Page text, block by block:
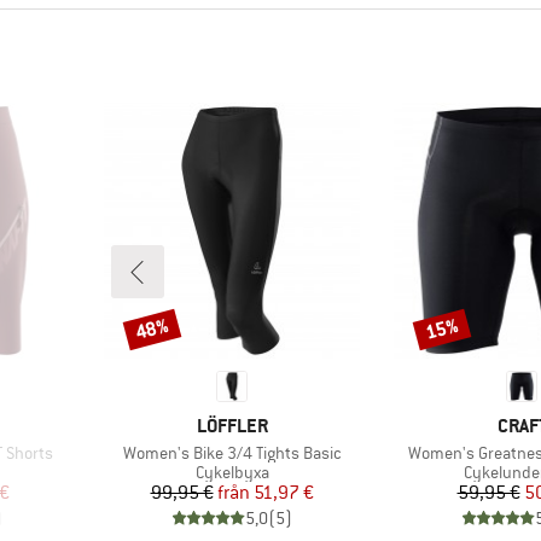
Shorts
pris
VARUMÄRKE
LÖFFLER
Produkter
Women's Bike 3/4 Tights Basic
Produktgrupp
Cykelbyxa
Pris
99,95 € Reducerat pris
från 51,97 €
5,0(5)
Rabatt
48%
Produkter
Women's
59,95 €
Rabatt
15%